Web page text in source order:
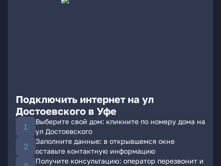
Подключить интернет на ул
Достоевского в Уфе
Выберите свой дом: кликните по номеру дома на
ул Достоевского
Заполните данные: в открывшемся окне
оставьте контактную информацию
Получите консультацию: оператор перезвонит и